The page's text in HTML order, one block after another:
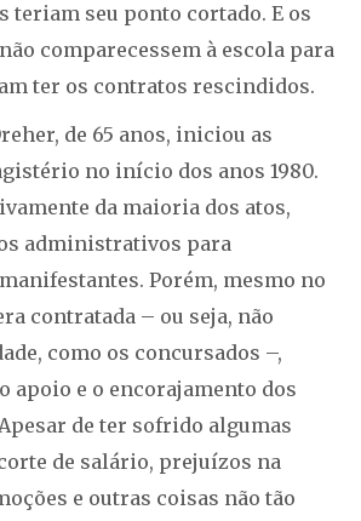
teriam seu ponto cortado. E os
comparecessem à escola para
ter os contratos rescindidos.
de 65 anos, iniciou as
no início dos anos 1980.
da maioria dos atos,
administrativos para
Porém, mesmo no
contratada – ou seja, não
como os concursados –,
apoio e o encorajamento dos
de ter sofrido algumas
de salário, prejuízos na
e outras coisas não tão